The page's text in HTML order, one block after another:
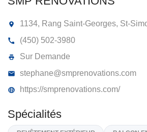
SMP RÉNOVATIONS
(450) 502-3980